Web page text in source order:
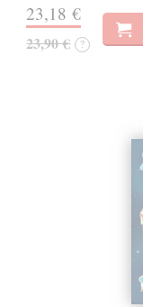
23,18 €
23,90 € ?